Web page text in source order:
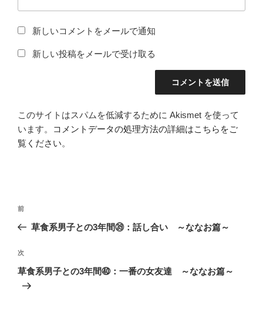
新しいコメントをメールで通知
新しい投稿をメールで受け取る
このサイトはスパムを低減するために Akismet を使って
います。
コメントデータの処理方法の詳細はこちらをご
覧ください。
投
ナ
ビ
ゲ
ー
前
の
稿
前
草食系男子との3年間㊴：話し合い ～ななお篇～
次
の
次
草食系男子との3年間㊵：一番の女友達 ～ななお篇～